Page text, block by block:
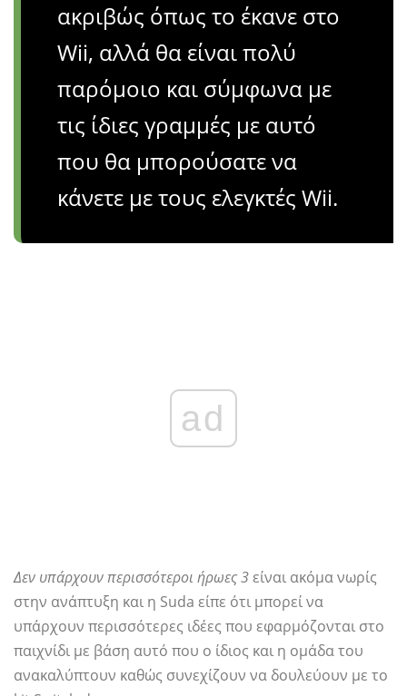
ακριβώς όπως το έκανε στο
Wii, αλλά θα είναι πολύ
παρόμοιο και σύμφωνα με
τις ίδιες γραμμές με αυτό
που θα μπορούσατε να
κάνετε με τους ελεγκτές Wii.
ad
Δεν υπάρχουν περισσότεροι ήρωες 3είναι ακόμα νωρίς
στην ανάπτυξη και η Suda είπε ότι μπορεί να
υπάρχουν περισσότερες ιδέες που εφαρμόζονται στο
παιχνίδι με βάση αυτό που ο ίδιος και η ομάδα του
ανακαλύπτουν καθώς συνεχίζουν να δουλεύουν με το